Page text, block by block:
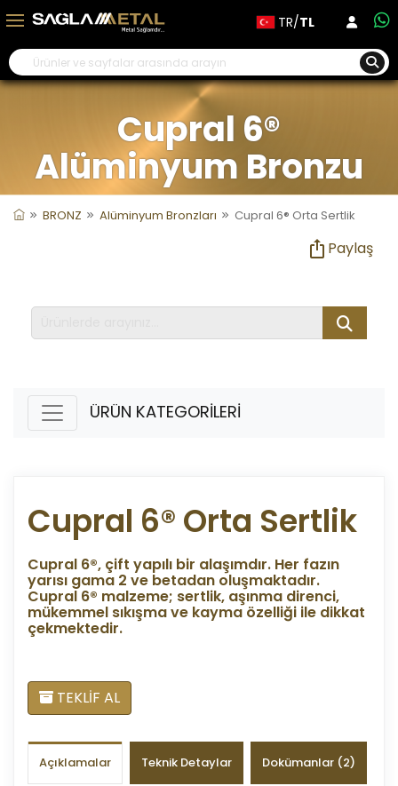
TR/TL
Cupral 6®
Alüminyum Bronzu
BRONZ Alüminyum Bronzları Cupral 6® Orta Sertlik
Paylaş
ÜRÜN KATEGORİLERİ
Cupral 6® Orta Sertlik
Cupral 6®, çift yapılı bir alaşımdır. Her fazın
yarısı gama 2 ve betadan oluşmaktadır.
Cupral 6® malzeme; sertlik, aşınma direnci,
mükemmel sıkışma ve kayma özelliği ile dikkat
çekmektedir.
TEKLİF AL
Açıklamalar Teknik Detaylar Dokümanlar (2)